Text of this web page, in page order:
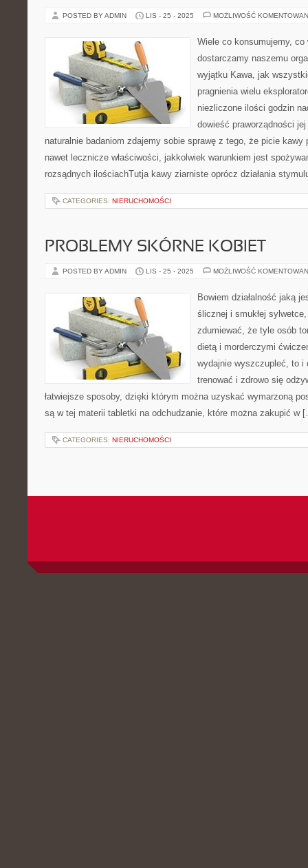
POSTED BY ADMIN LIS - 25 - 2025 MOŻLIWOŚĆ
Wiele co konsumujemy,
dostarczamy naszemu
wyjątku Kawa, jak
pragnienia wielu
niezliczone ilości godzin
dowieść praworządności
naturalnie badaniom zdajemy sobie sprawę z tego, że picie kawy
nawet lecznicze właściwości, jakkolwiek warunkiem jest
rozsądnych ilościachTutja kawy ziarniste oprócz działania
CATEGORIES: NIERUCHOMOŚCI
PROBLEMY SKÓRNE KOBIET
POSTED BY ADMIN LIS - 25 - 2025 MOŻLIWOŚĆ
Bowiem działalność jaką
ślicznej i smukłej
zdumiewać, że tyle osób
dietą i morderczymi
wydajnie wyszczupleć, to i
trenować i zdrowo się
łatwiejsze sposoby, dzięki którym można uzyskać wymarzoną
są w tej materii tabletki na odchudzanie, które można zakupić w
CATEGORIES: NIERUCHOMOŚCI